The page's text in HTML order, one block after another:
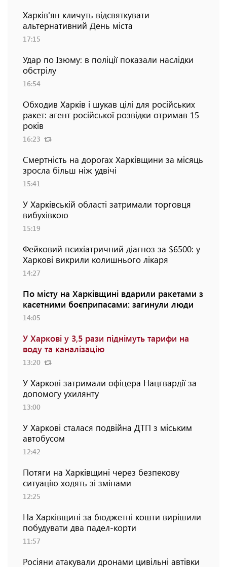
Харків'ян кличуть відсвяткувати
альтернативний День міста
17:15
Удар по Ізюму: в поліції показали наслідки
обстрілу
16:54
Обходив Харків і шукав цілі для російських
ракет: агент російської розвідки отримав 15
років
16:23
Смертність на дорогах Харківщини за місяць
зросла більш ніж удвічі
15:41
У Харківській області затримали торговця
вибухівкою
15:19
Фейковий психіатричний діагноз за $6500: у
Харкові викрили колишнього лікаря
14:27
По місту на Харківщині вдарили ракетами з
касетними боєприпасами: загинули люди
14:05
У Харкові у 3,5 рази піднімуть тарифи на
воду та каналізацію
13:20
У Харкові затримали офіцера Нацгвардії за
допомогу ухилянту
13:00
У Харкові сталася подвійна ДТП з міським
автобусом
12:42
Потяги на Харківщині через безпекову
ситуацію ходять зі змінами
12:25
На Харківщині за бюджетні кошти вирішили
побудувати два падел-корти
11:57
Росіяни атакували дронами цивільні автівки